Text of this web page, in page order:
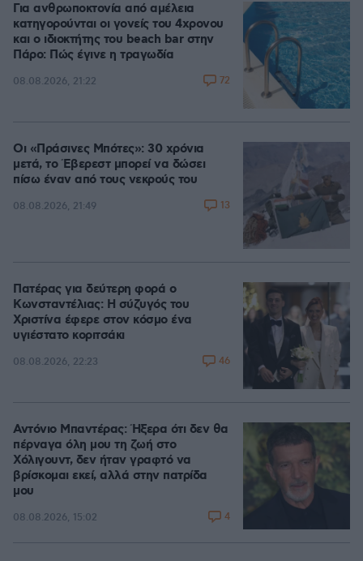
Για ανθρωποκτονία από αμέλεια
κατηγορούνται οι γονείς του 4χρονου
και ο ιδιοκτήτης του beach bar στην
Πάρο: Πώς έγινε η τραγωδία
08.08.2026, 21:22 72
Οι «Πράσινες Μπότες»: 30 χρόνια
μετά, το Έβερεστ μπορεί να δώσει
πίσω έναν από τους νεκρούς του
08.08.2026, 21:49 13
Πατέρας για δεύτερη φορά ο
Κωνσταντέλιας: Η σύζυγός του
Χριστίνα έφερε στον κόσμο ένα
υγιέστατο κοριτσάκι
08.08.2026, 22:23 46
Αντόνιο Μπαντέρας: Ήξερα ότι δεν θα
πέρναγα όλη μου τη ζωή στο
Χόλιγουντ, δεν ήταν γραφτό να
βρίσκομαι εκεί, αλλά στην πατρίδα
μου
08.08.2026, 15:02 4